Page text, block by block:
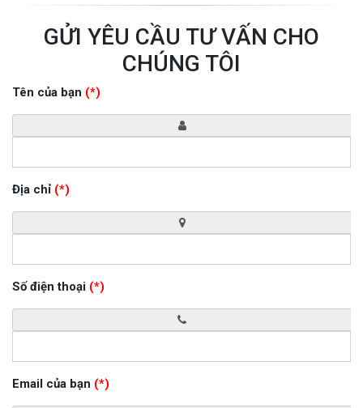
GỬI YÊU CẦU TƯ VẤN CHO
CHÚNG TÔI
Tên của bạn (*)
Địa chỉ (*)
Số điện thoại (*)
Email của bạn (*)